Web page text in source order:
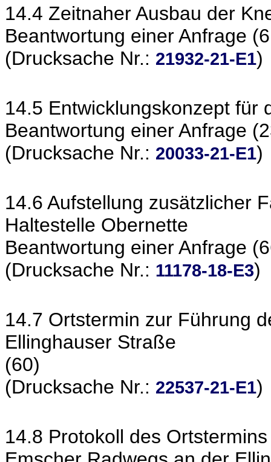
14.4 Zeitnaher Ausbau der
Beantwortung einer Anfrage
(Drucksache Nr.: 21932-21-E1)
14.5 Entwicklungskonzept für
Beantwortung einer Anfrage
(Drucksache Nr.: 20033-21-E1)
14.6 Aufstellung zusätzlicher
Haltestelle Obernette
Beantwortung einer Anfrage
(Drucksache Nr.: 11178-18-E3)
14.7 Ortstermin zur Führung
Ellinghauser Straße
(60)
(Drucksache Nr.: 22537-21-E1)
14.8 Protokoll des